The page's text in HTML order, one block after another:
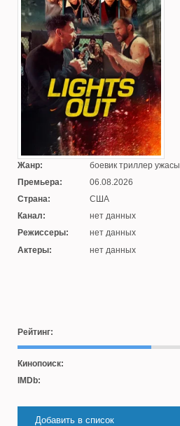
Жанр:
боевик триллер ужасы
Премьера:
06.08.2026
Страна:
США
Канал:
нет данных
Режиссеры:
нет данных
Актеры:
нет данных
Рейтинг:
Кинопоиск:
IMDb:
Добавить в список